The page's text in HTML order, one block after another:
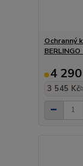
Ochranný
4
3 545 Kč